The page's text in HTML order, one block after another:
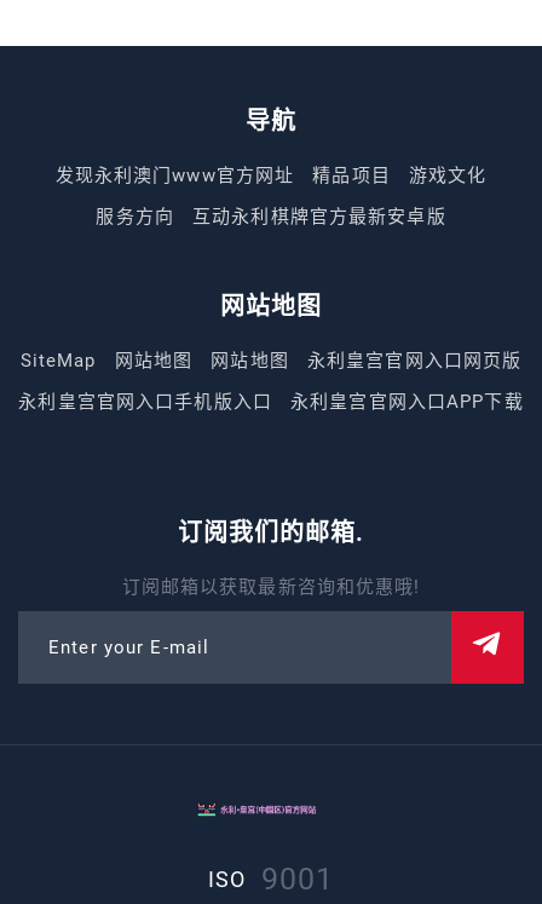
导航
发现永利澳门www官方网址 精品项目
游戏文化
服务方向
互动永利棋牌官方最新安卓版
网站地图
SiteMap 网站地图 网站地图
永利皇宫官网入口网页版
永利皇宫官网入口手机版入口
永利皇宫官网入口APP下载
订阅我们的邮箱.
订阅邮箱以获取最新咨询和优惠哦!
Enter your E-mail
ISO 9001